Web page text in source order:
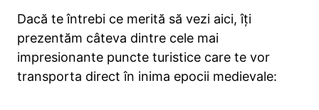
Dacă te întrebi ce merită să vezi aici, îți
prezentăm câteva dintre cele mai
impresionante puncte turistice care te vor
transporta direct în inima epocii medievale: